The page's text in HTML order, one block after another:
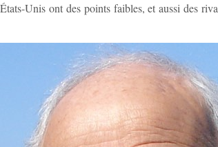
Unis ont des points faibles, et aussi des